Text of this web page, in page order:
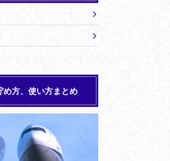
方、使い方まとめ